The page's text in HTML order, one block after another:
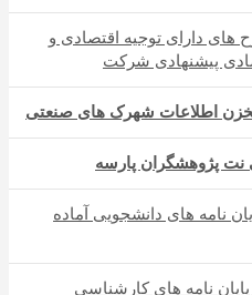
دارای توجیه اقتصادی و
پیشنهادی شرکت
اطلاعات شهرک های صنعتی
نت پژوهشگران پارسه
نامه های دانشجویی آماده
نامه های کارشناسی